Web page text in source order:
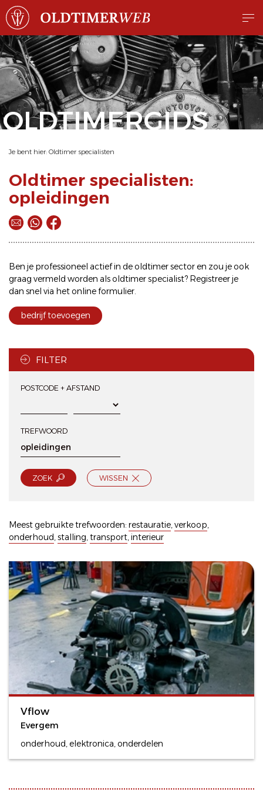
OLDTIMERGIDS
Je bent hier: Oldtimer specialisten
Oldtimer specialisten:
opleidingen
Ben je professioneel actief in de oldtimer sector en zou je ook
graag vermeld worden als oldtimer specialist? Registreer je
dan snel via hetonline formulier.
bedrijf toevoegen
FILTER
POSTCODE + AFSTAND
TREFWOORD
ZOEK WISSEN
Meest gebruikte trefwoorden: restauratie,verkoop,
onderhoud,stalling,transport,interieur
Vflow
Evergem
onderhoud, elektronica, onderdelen